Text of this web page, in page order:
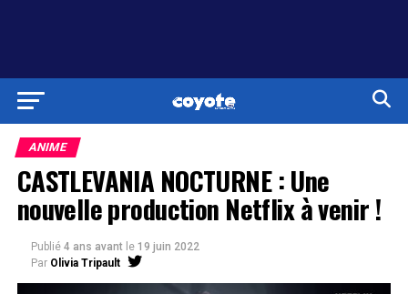
ANIME
CASTLEVANIA NOCTURNE : Une
nouvelle production Netflix à venir !
Publié 4 ans avant le 19 juin 2022
Par Olivia Tripault